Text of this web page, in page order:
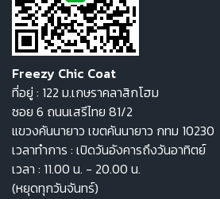
Freezy Chic Coat
ที่อยู่ : 122 ม.เกษราคลาสิกโฮม
ซอย 6 ถนนเสรีไทย 81/2
แขวงคันนายาว เขตคันนายาว กทม 10230
เวลาทำการ : เปิดวันอังคารถึงวันอาทิตย์
เวลา : 11.00 น. - 20.00 น.
(หยุดทุกวันจันทร์)